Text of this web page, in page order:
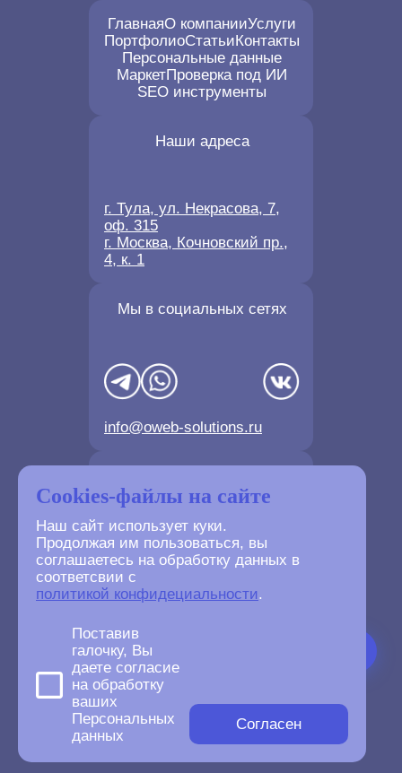
Cookies-файлы на сайте
Наш сайт использует куки.
Продолжая им пользоваться, вы
соглашаетесь на обработку данных в
соответсвии с
политикой конфидециальности.
Поставив
галочку, Вы
даете согласие
на обработку
ваших
Персональных
данных
Согласен
2007-2026
oWeb Solutions.ru.
All right reserved.
ГлавнаяО компанииУслуги
ПортфолиоСтатьиКонтакты
Персональные данные
МаркетПроверка под ИИ
SEO инструменты
Мы в социальных сетях
info@oweb-solutions.ru
Наши адреса
г. Тула, ул. Некрасова, 7,
оф. 315
г. Москва, Кочновский пр.,
4, к. 1
+7(4872) 702-730
+7(499) 677-61-84